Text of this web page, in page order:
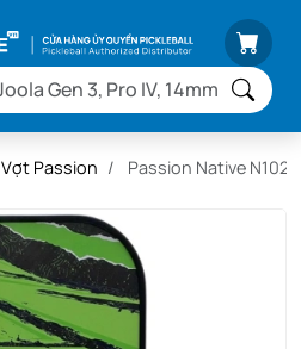
Vợt Passion Passion Native N102